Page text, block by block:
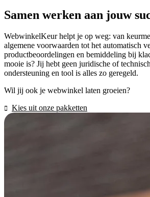
Samen werken aan jouw
WebwinkelKeur helpt je op weg: van
algemene voorwaarden tot het automatisch
productbeoordelingen en bemiddeling bij
mooie is? Jij hebt geen juridische of
ondersteuning en tool is alles zo geregeld.
Wil jij ook je webwinkel laten groeien?
Kies uit onze pakketten